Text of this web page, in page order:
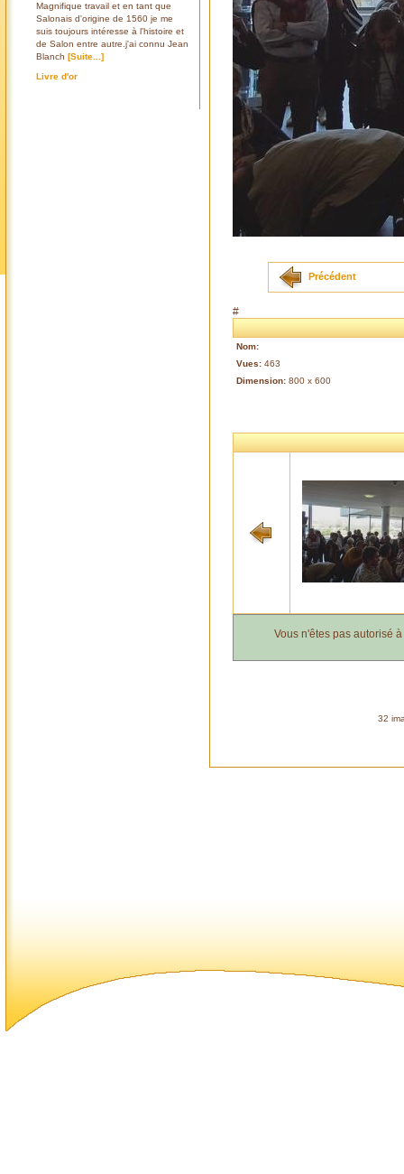
Magnifique travail et en tant que
Salonais d'origine de 1560 je me
suis toujours intéresse à l'histoire et
de Salon entre autre.j'ai connu Jean
Blanch [Suite...]
Livre d'or
Précédent
#
Nom:
Vues: 463
Dimension: 800 x 600
Vous n'êtes pas autorisé
32